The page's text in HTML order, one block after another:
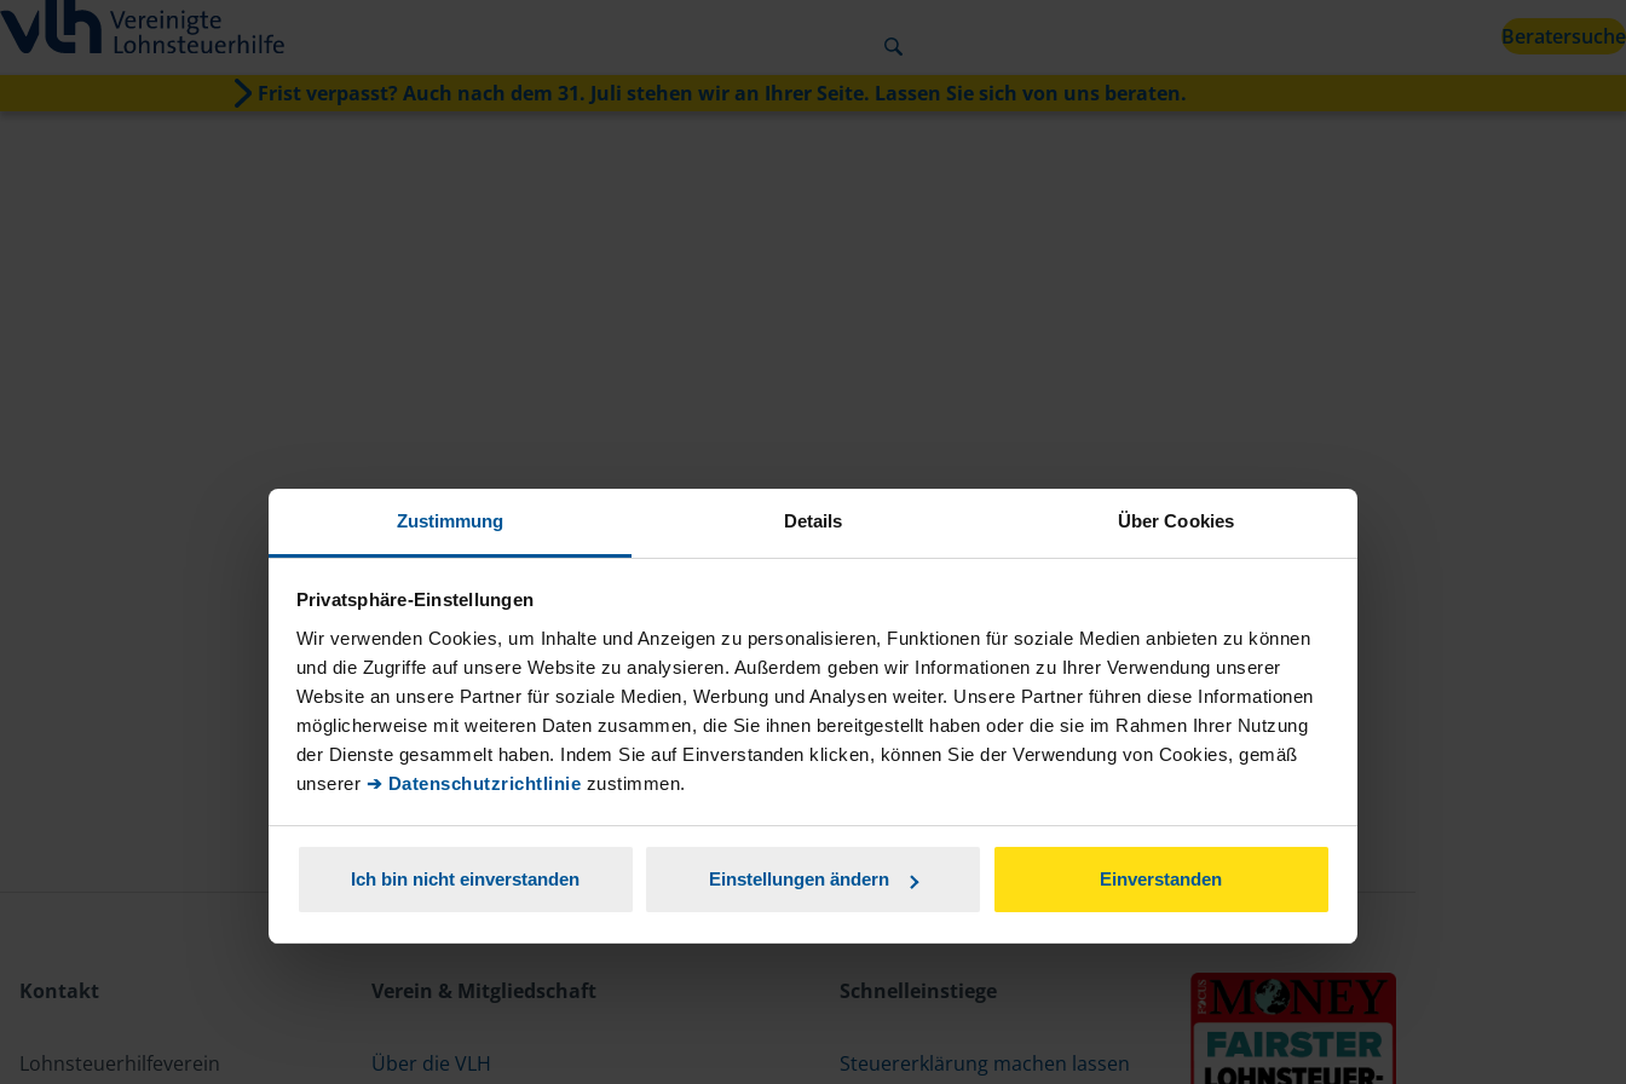
Zustimmung Details Über Cookies
Privatsphäre-Einstellungen
Wir verwenden Cookies, um Inhalte und Anzeigen zu personalisieren, Funktionen für soziale Medien anbieten zu können
und die Zugriffe auf unsere Website zu analysieren. Außerdem geben wir Informationen zu Ihrer Verwendung unserer
Website an unsere Partner für soziale Medien, Werbung und Analysen weiter. Unsere Partner führen diese Informationen
möglicherweise mit weiteren Daten zusammen, die Sie ihnen bereitgestellt haben oder die sie im Rahmen Ihrer Nutzung
der Dienste gesammelt haben. Indem Sie auf Einverstanden klicken, können Sie der Verwendung von Cookies, gemäß
unserer ➔ Datenschutzrichtlinie zustimmen.
Ich bin nicht einverstanden Einstellungen ändern Einverstanden
Beratersuche
Frist verpasst? Auch nach dem 31. Juli stehen wir an Ihrer Seite. Lassen Sie sich von uns beraten.
Kontakt
Lohnsteuerhilfeverein
Verein & Mitgliedschaft
Über die VLH
Schnelleinstiege
Steuererklärung machen lassen